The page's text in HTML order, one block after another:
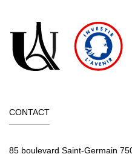
CONTACT
85 boulevard Saint-Germain